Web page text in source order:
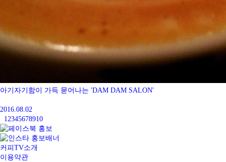
아기자기함이 가득 묻어나는 'DAM DAM SALON'
2016.08.02
1 2345678910
커피TV소개
이용약관